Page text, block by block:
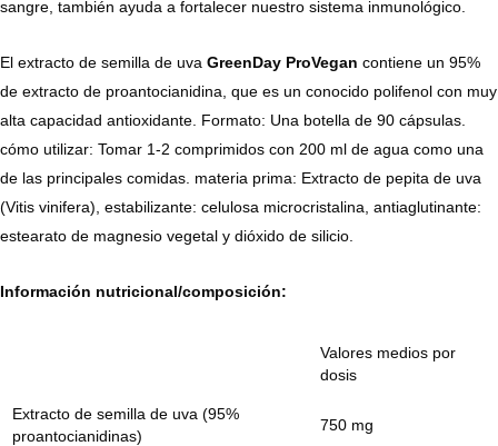
sangre, también ayuda a fortalecer nuestro sistema inmunológico.
El extracto de semilla de uva GreenDay ProVegan contiene un 95%
de extracto de proantocianidina, que es un conocido polifenol con muy
alta capacidad antioxidante. Formato: Una botella de 90 cápsulas.
cómo utilizar: Tomar 1-2 comprimidos con 200 ml de agua como una
de las principales comidas. materia prima: Extracto de pepita de uva
(Vitis vinifera), estabilizante: celulosa microcristalina, antiaglutinante:
estearato de magnesio vegetal y dióxido de silicio.
Información nutricional/composición:
Valores medios por
dosis
Extracto de semilla de uva (95%
proantocianidinas)
750 mg